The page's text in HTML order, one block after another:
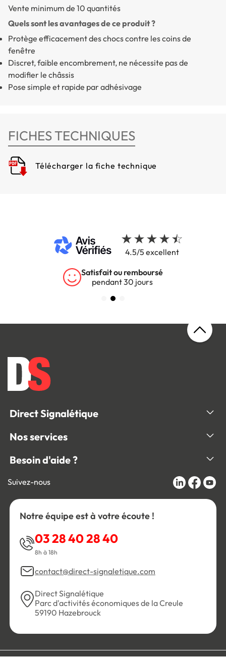
Vente minimum de 10 quantités
Quels sont les avantages de ce produit ?
Protège efficacement des chocs contre les coins de
fenêtre
Discret, faible encombrement, ne nécessite pas de
modifier le châssis
Pose simple et rapide par adhésivage
FICHES TECHNIQUES
Télécharger la fiche technique
4.5/5 excellent
Satisfait ou remboursé
pendant 30 jours
Direct Signalétique
Nos services
Besoin d'aide ?
Suivez-nous
Notre équipe est à votre écoute !
03 28 40 28 40
8h à 18h
contact@direct-signaletique.com
Direct Signalétique
Parc d'activités économiques de la Creule
59190 Hazebrouck